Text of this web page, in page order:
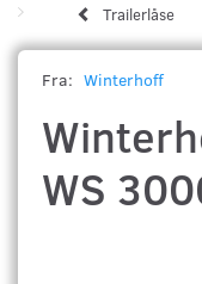
Trailerlåse
Fra: Winterhoff
WS